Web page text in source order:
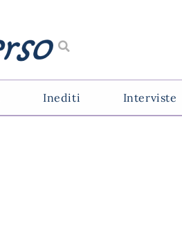
Inediti Interviste